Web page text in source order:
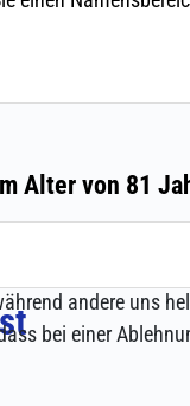
andere uns
bei einer